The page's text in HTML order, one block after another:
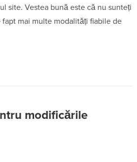
site. Vestea bună este că nu sunteți
fapt mai multe modalități fiabile de
modificările